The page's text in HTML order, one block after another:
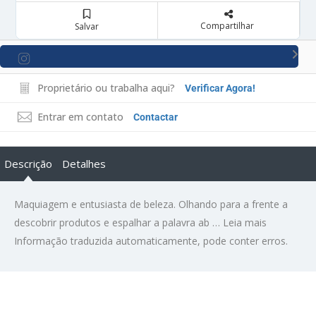
Salvar Compartilhar
Proprietário ou trabalha aqui? Verificar Agora!
Entrar em contato Contactar
Descrição Detalhes
Maquiagem e entusiasta de beleza. Olhando para a frente a
descobrir produtos e espalhar a palavra ab … Leia mais
Informação traduzida automaticamente, pode conter erros.